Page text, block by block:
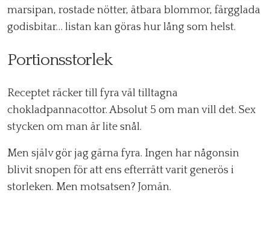
marsipan, rostade nötter, ätbara blommor, färgglada
godisbitar… listan kan göras hur lång som helst.
Portionsstorlek
Receptet räcker till fyra väl tilltagna
chokladpannacottor. Absolut 5 om man vill det. Sex
stycken om man är lite snål.
Men själv gör jag gärna fyra. Ingen har någonsin
blivit snopen för att ens efterrätt varit generös i
storleken. Men motsatsen? Jomän.